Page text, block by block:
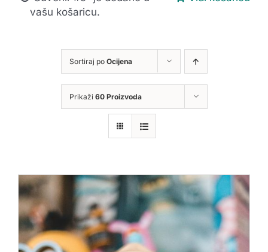
vašu košaricu.
Sortiraj po Ocijena
Prikaži 60 Proizvoda